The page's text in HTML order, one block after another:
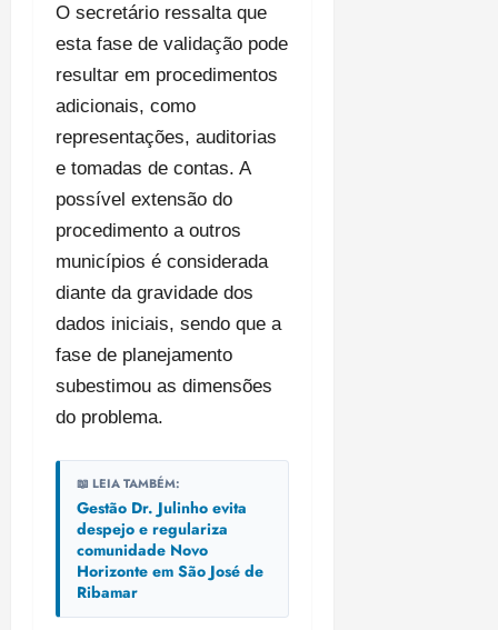
O secretário ressalta que
esta fase de validação pode
resultar em procedimentos
adicionais, como
representações, auditorias
e tomadas de contas. A
possível extensão do
procedimento a outros
municípios é considerada
diante da gravidade dos
dados iniciais, sendo que a
fase de planejamento
subestimou as dimensões
do problema.
📖 LEIA TAMBÉM:
Gestão Dr. Julinho evita
despejo e regulariza
comunidade Novo
Horizonte em São José de
Ribamar